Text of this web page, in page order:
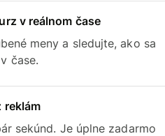
v reálnom čase
meny a sledujte, ako sa
čase.
reklám
sekúnd. Je úplne zadarmo